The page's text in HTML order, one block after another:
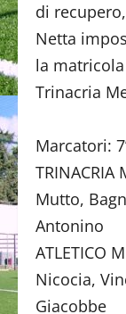
di
Netta
la
Trinacria
Marcatori:
Mutto,
Antonino
ATLETICO
Nicocia,
Giacobbe